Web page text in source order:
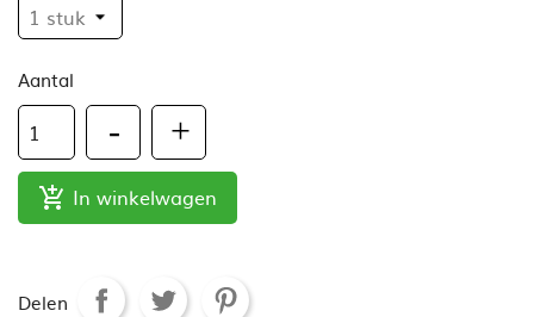
Aantal
 In winkelwagen
Delen